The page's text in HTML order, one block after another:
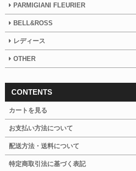
PARMIGIANI FLEURIER
BELL&ROSS
レディース
OTHER
CONTENTS
カートを見る
お支払い方法について
配送方法・送料について
特定商取引法に基づく表記